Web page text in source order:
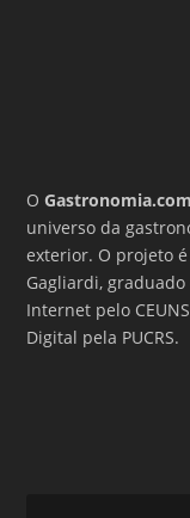
O
universo da
exterior. O projeto
Gagliardi,
Internet pelo
Digital pela PUCRS.